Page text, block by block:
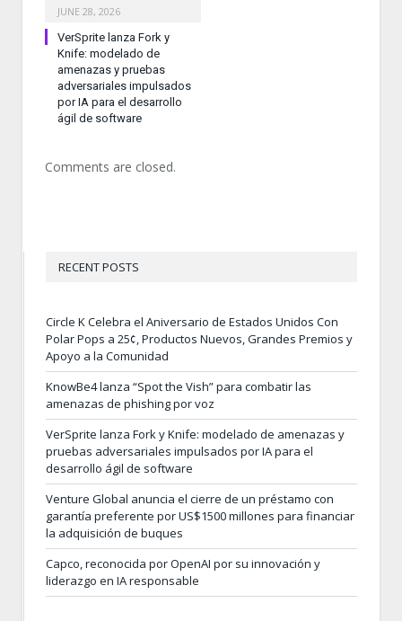
JUNE 28, 2026
VerSprite lanza Fork y
Knife: modelado de
amenazas y pruebas
adversariales impulsados
por IA para el desarrollo
ágil de software
Comments are closed.
RECENT POSTS
Circle K Celebra el Aniversario de Estados Unidos Con
Polar Pops a 25¢, Productos Nuevos, Grandes Premios y
Apoyo a la Comunidad
KnowBe4 lanza “Spot the Vish” para combatir las
amenazas de phishing por voz
VerSprite lanza Fork y Knife: modelado de amenazas y
pruebas adversariales impulsados por IA para el
desarrollo ágil de software
Venture Global anuncia el cierre de un préstamo con
garantía preferente por US$1500 millones para financiar
la adquisición de buques
Capco, reconocida por OpenAI por su innovación y
liderazgo en IA responsable